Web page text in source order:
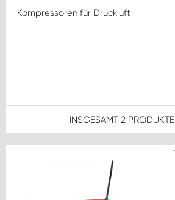
Kompressoren für Druckluft
INSGESAMT 2 PRODUKTE